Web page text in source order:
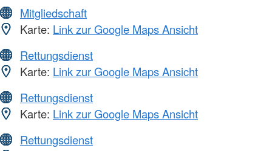
Mitgliedschaft
Karte: Link zur Google Maps Ansicht
Rettungsdienst
Karte: Link zur Google Maps Ansicht
Rettungsdienst
Karte: Link zur Google Maps Ansicht
Rettungsdienst